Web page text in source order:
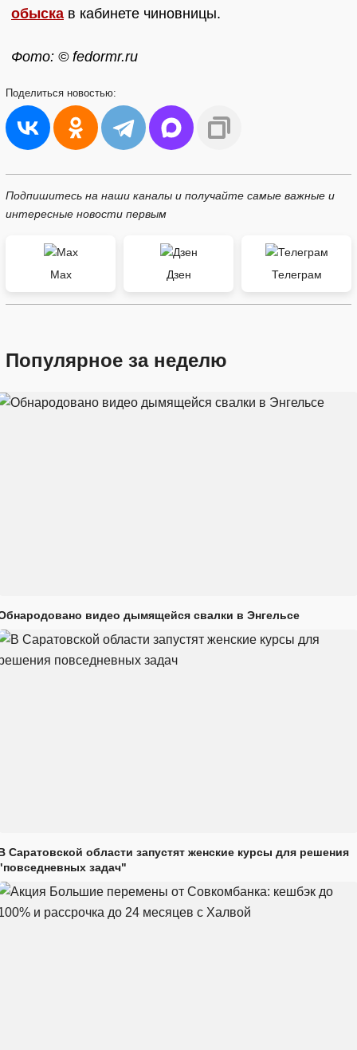
обыска в кабинете чиновницы.
Фото: © fedormr.ru
Поделиться новостью:
Подпишитесь на наши каналы и получайте самые важные и
интересные новости первым
Max Дзен Телеграм
Популярное за неделю
видео дымящейся свалки в Энгельсе
Саратовской области запустят женские курсы для решения
задач"